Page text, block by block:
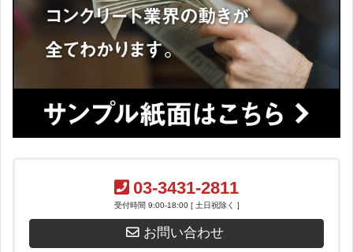
03-3431-2811
受付時間 9:00-18:00 [ 土日祝除く ]
お問い合わせ